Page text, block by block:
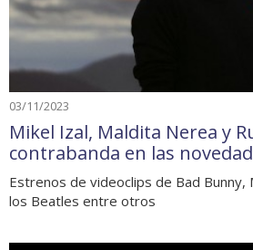
03/11/2023
Mikel Izal, Maldita Nerea y
contrabanda en las
Estrenos de videoclips de Bad Bunny,
los Beatles entre otros